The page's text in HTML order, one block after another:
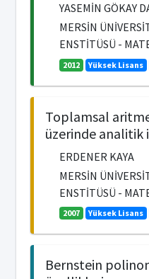
YASEMİN GÖKAY
MERSİN
ENSTİTÜSÜ -
2012 Yüksek Lisans
Toplamsal
üzerinde analitik
ERDENER KAYA
MERSİN
ENSTİTÜSÜ -
2007 Yüksek Lisans
Bernstein